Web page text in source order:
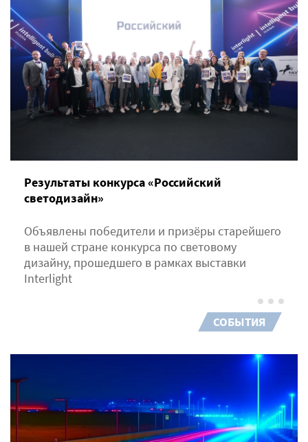
Результаты конкурса «Российский
светодизайн»
Объявлены победители и призёры старейшего
в нашей стране конкурса по световому
дизайну, прошедшего в рамках выставки
Interlight
СОБЫТИЯ